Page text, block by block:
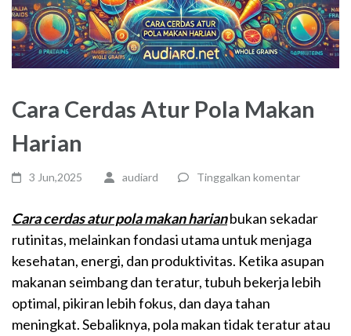
Cara Cerdas Atur Pola Makan
Harian
3 Jun,2025 audiard Tinggalkan komentar
Cara cerdas atur pola makan harianbukan sekadar
rutinitas, melainkan fondasi utama untuk menjaga
kesehatan, energi, dan produktivitas. Ketika asupan
makanan seimbang dan teratur, tubuh bekerja lebih
optimal, pikiran lebih fokus, dan daya tahan
meningkat. Sebaliknya, pola makan tidak teratur atau